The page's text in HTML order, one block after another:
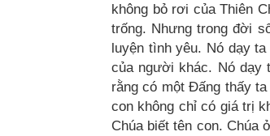
không bỏ rơi của Thiên
trống. Nhưng trong đời
luyện tình yêu. Nó dạy
của người khác. Nó dạy
rằng có một Đấng thấy
con không chỉ có giá trị
Chúa biết tên con. Chúa